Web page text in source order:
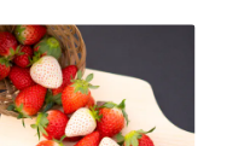
2位